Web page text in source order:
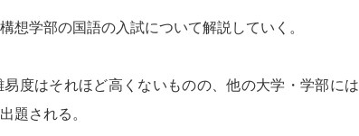
想学部の国語の入試について解説していく。
度はそれほど高くないものの、他の大学・学部には
題される。